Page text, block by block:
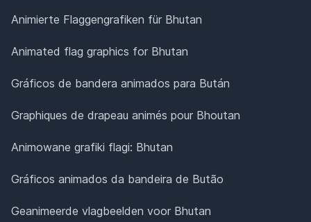
Animierte Flaggengrafiken für Bhutan
Animated flag graphics for Bhutan
Gráficos de bandera animados para Bután
Graphiques de drapeau animés pour Bhoutan
Animowane grafiki flagi: Bhutan
Gráficos animados da bandeira de Butão
Geanimeerde vlagbeelden voor Bhutan